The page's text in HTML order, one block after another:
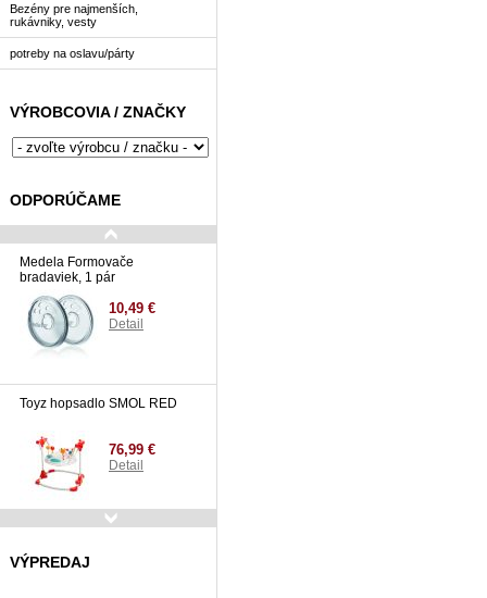
Bezény pre najmenších,
rukávniky, vesty
potreby na oslavu/párty
VÝROBCOVIA / ZNAČKY
ODPORÚČAME
Medela Formovače
bradaviek, 1 pár
10,49 €
Detail
Toyz hopsadlo SMOL RED
76,99 €
Detail
VÝPREDAJ